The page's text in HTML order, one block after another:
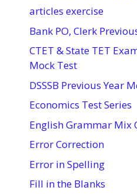
articles exercise
Bank PO, Clerk
CTET & State TET
Mock Test
DSSSB Previous Year
Economics Test Series
English Grammar Mix
Error Correction
Error in Spelling
Fill in the Blanks